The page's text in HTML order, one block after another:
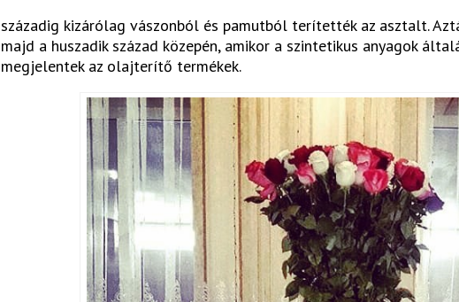
századig kizárólag vászonból és pamutból terítették az asztalt.
majd a huszadik század közepén, amikor a szintetikus anyagok
megjelentek az olajterítő termékek.